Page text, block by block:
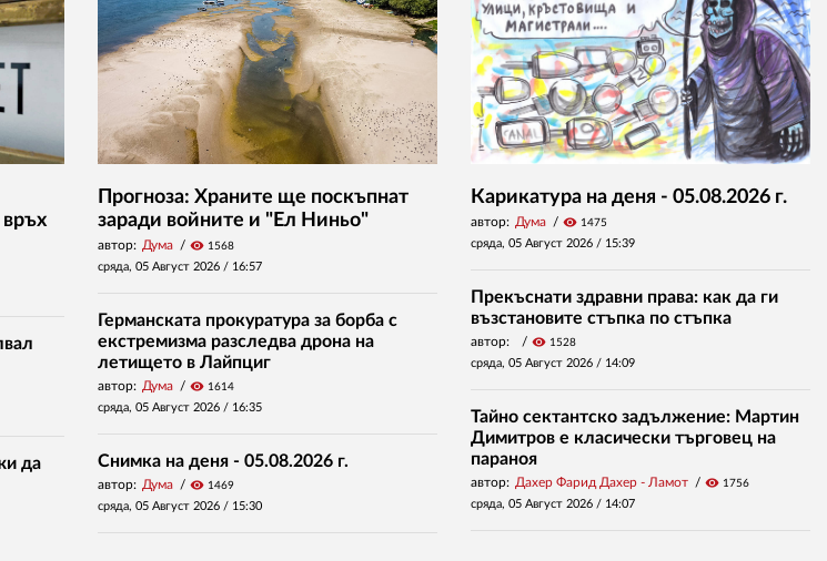
да
Прогноза: Храните ще поскъпнат
заради войните и "Ел Ниньо"
автор: Дума visibility 1568
сряда, 05 Август 2026 / 16:57
Германската прокуратура за борба с
екстремизма разследва дрона на
летището в Лайпциг
автор: Дума visibility 1614
сряда, 05 Август 2026 / 16:35
Снимка на деня - 05.08.2026 г.
автор: Дума visibility 1469
сряда, 05 Август 2026 / 15:30
Карикатура на деня - 05.08.2026 г.
автор: Дума visibility 1475
сряда, 05 Август 2026 / 15:39
Прекъснати здравни права: как да ги
възстановите стъпка по стъпка
автор: visibility 1528
сряда, 05 Август 2026 / 14:09
Тайно сектантско задължение: Мартин
Димитров е класически търговец на
параноя
автор: Дахер Фарид Дахер - Ламот visibility 1756
сряда, 05 Август 2026 / 14:07